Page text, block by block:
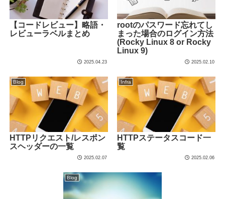
【コードレビュー】略語・
レビューラベルまとめ
2025.04.23
rootのパスワード忘れてし
まった場合のログイン方法
(Rocky Linux 8 or Rocky
Linux 9)
2025.02.10
Blog
HTTPリクエスト/レスポン
スヘッダーの一覧
2025.02.07
Infra
HTTPステータスコード一
覧
2025.02.06
Blog